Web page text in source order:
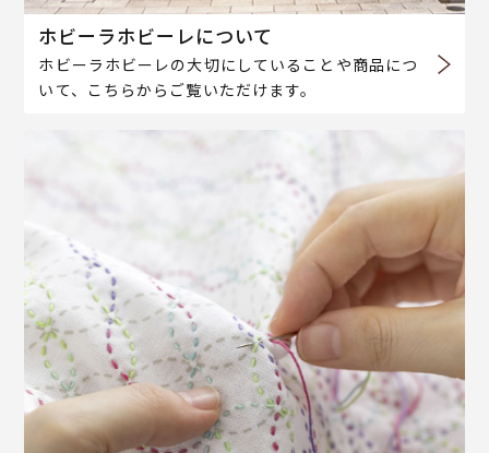
ホビーラホビーレについて
ホビーラホビーレの大切にしていることや商品につ
いて、こちらからご覧いただけます。